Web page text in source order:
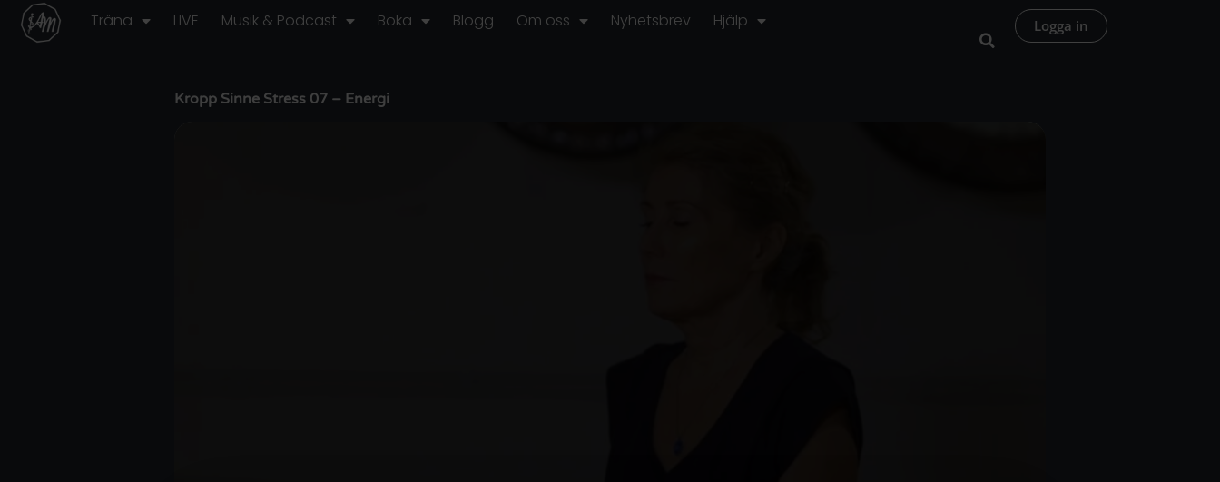
Hoppa
Träna LIVE Musik & Podcast Boka Blogg Om oss Nyhetsbrev Hjälp Logga in
Kropp Sinne Stress 07 – Energi